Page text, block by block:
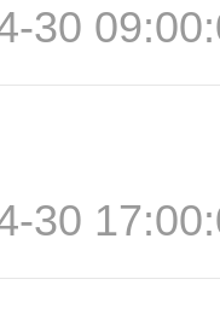
30
30